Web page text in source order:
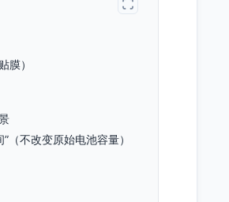
膜）
不改变原始电池容量）